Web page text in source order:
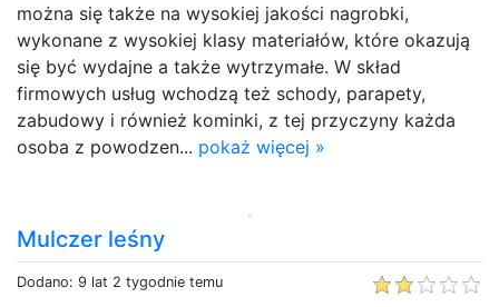
można się także na wysokiej jakości nagrobki,
wykonane z wysokiej klasy materiałów, które okazują
się być wydajne a także wytrzymałe. W skład
firmowych usług wchodzą też schody, parapety,
zabudowy i również kominki, z tej przyczyny każda
osoba z powodzen... pokaż więcej »
Mulczer leśny
Dodano: 9 lat 2 tygodnie temu